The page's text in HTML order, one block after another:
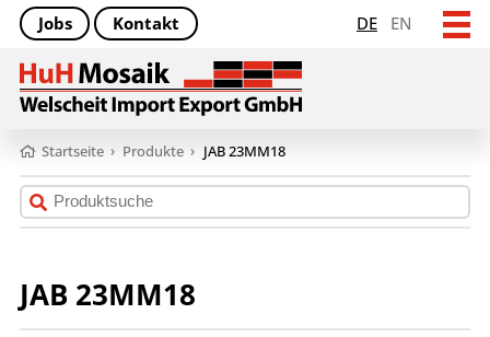
DE EN
Jobs Kontakt
Startseite › Produkte › JAB 23MM18
JAB 23MM18